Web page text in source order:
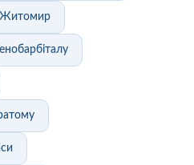
Житомир